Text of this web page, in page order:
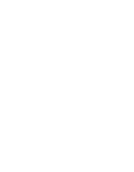
Minerí­a